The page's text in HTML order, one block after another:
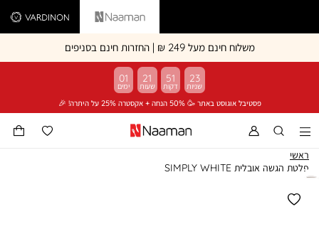
Vardinon Naaman
משלוח חינם מעל 249 ₪ | החזרות חינם בסניפים
פסטיבל אוגוסט באתר 🥳 50% הנחה + אקסטרה 25% על היתרה! 🎉
01 21 51 23
ראשי
פלטת הגשה אובלית SIMPLY WHITE